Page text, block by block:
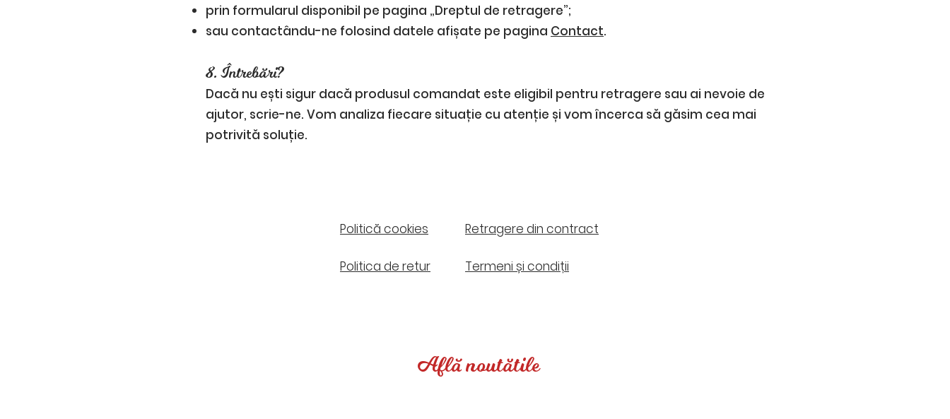
prin formularul disponibil pe pagina „Dreptul de retragere”;
sau contactându-ne folosind datele afișate pe pagina Contact.
8. Întrebări?
Dacă nu ești sigur dacă produsul comandat este eligibil pentru retragere sau ai nevoie de
ajutor, scrie-ne. Vom analiza fiecare situație cu atenție și vom încerca să găsim cea mai
potrivită soluție.
Politică cookies
Politica de retur
Retragere din contract​
Termeni și condiții
Află noutătile